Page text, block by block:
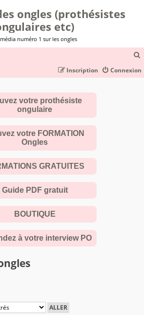
ongles (prothésistes
etc)
numéro 1 sur les ongles
c
Connexion
Inscription
votre prothésiste
ongulaire
votre FORMATION
Ongles
GRATUITES
Guide PDF gratuit
BOUTIQUE
à votre interview PO